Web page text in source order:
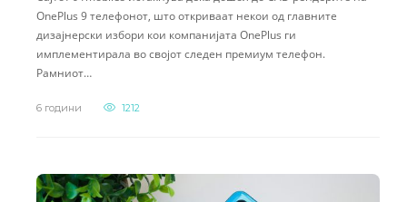
OnePlus 9 телефонот, што откриваат некои од главните
дизајнерски избори кои компанијата OnePlus ги
имплементирала во својот следен премиум телефон.
Рамниот…
6 години 1212